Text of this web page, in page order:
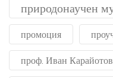
природонаучен
промоция
проф. Иван Карайотов